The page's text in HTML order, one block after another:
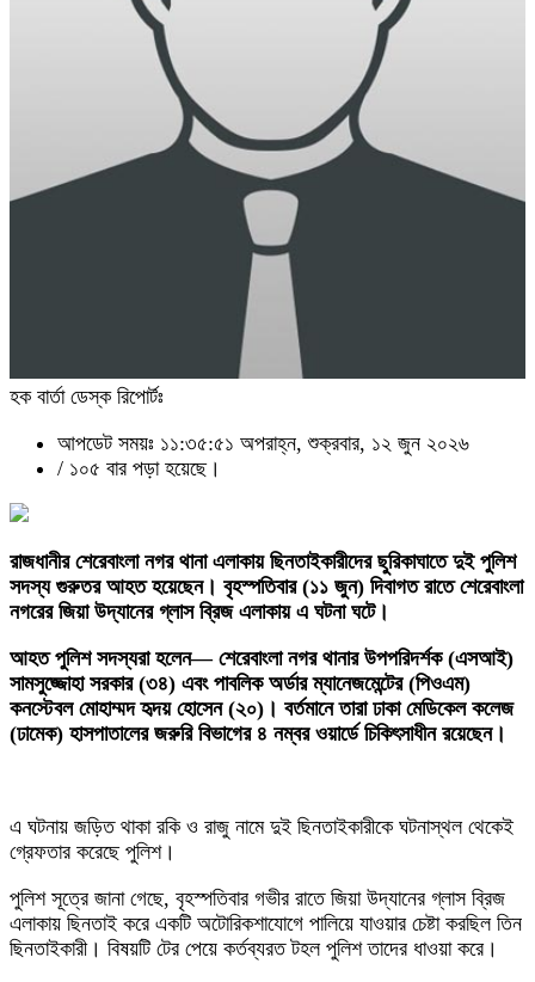
হক বার্তা ডেস্ক রিপোর্টঃ
আপডেট সময়ঃ ১১:৩৫:৫১ অপরাহ্ন, শুক্রবার, ১২ জুন ২০২৬
/ ১০৫ বার পড়া হয়েছে।
‎রাজধানীর শেরেবাংলা নগর থানা এলাকায় ছিনতাইকারীদের ছুরিকাঘাতে দুই পুলিশ
সদস্য গুরুতর আহত হয়েছেন। বৃহস্পতিবার (১১ জুন) দিবাগত রাতে শেরেবাংলা
নগরের জিয়া উদ্যানের গ্লাস ব্রিজ এলাকায় এ ঘটনা ঘটে।
‎আহত পুলিশ সদস্যরা হলেন— শেরেবাংলা নগর থানার উপপরিদর্শক (এসআই)
সামসুজ্জোহা সরকার (৩৪) এবং পাবলিক অর্ডার ম্যানেজমেন্টের (পিওএম)
কনস্টেবল মোহাম্মদ হৃদয় হোসেন (২০)। বর্তমানে তারা ঢাকা মেডিকেল কলেজ
(ঢামেক) হাসপাতালের জরুরি বিভাগের ৪ নম্বর ওয়ার্ডে চিকিৎসাধীন রয়েছেন।
‎এ ঘটনায় জড়িত থাকা রকি ও রাজু নামে দুই ছিনতাইকারীকে ঘটনাস্থল থেকেই
গ্রেফতার করেছে পুলিশ।
‎পুলিশ সূত্রে জানা গেছে, বৃহস্পতিবার গভীর রাতে জিয়া উদ্যানের গ্লাস ব্রিজ
এলাকায় ছিনতাই করে একটি অটোরিকশাযোগে পালিয়ে যাওয়ার চেষ্টা করছিল তিন
ছিনতাইকারী। বিষয়টি টের পেয়ে কর্তব্যরত টহল পুলিশ তাদের ধাওয়া করে।